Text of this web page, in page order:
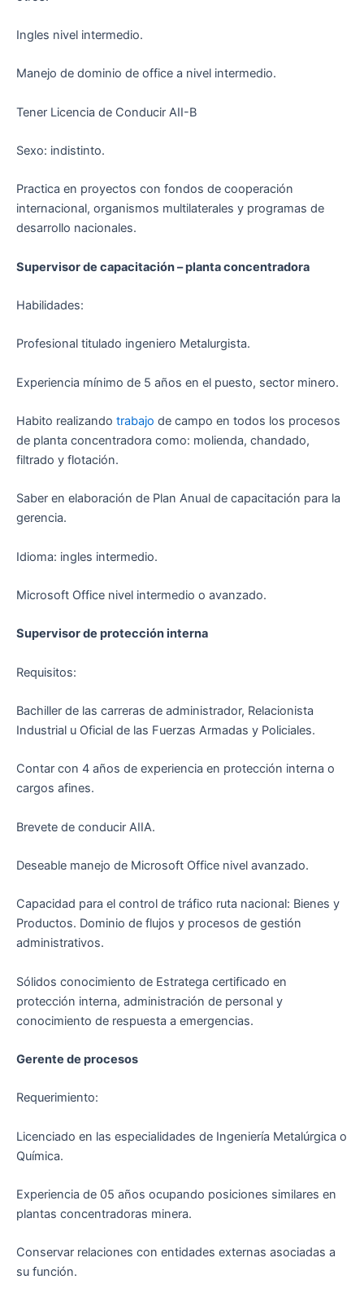
Ingles nivel intermedio.
Manejo de dominio de office a nivel intermedio.
Tener Licencia de Conducir AII-B
Sexo: indistinto.
Practica en proyectos con fondos de cooperación
internacional, organismos multilaterales y programas de
desarrollo nacionales.
Supervisor de capacitación – planta concentradora
Habilidades:
Profesional titulado ingeniero Metalurgista.
Experiencia mínimo de 5 años en el puesto, sector minero.
Habito realizando trabajo de campo en todos los procesos
de planta concentradora como: molienda, chandado,
filtrado y flotación.
Saber en elaboración de Plan Anual de capacitación para la
gerencia.
Idioma: ingles intermedio.
Microsoft Office nivel intermedio o avanzado.
Supervisor de protección interna
Requisitos:
Bachiller de las carreras de administrador, Relacionista
Industrial u Oficial de las Fuerzas Armadas y Policiales.
Contar con 4 años de experiencia en protección interna o
cargos afines.
Brevete de conducir AIIA.
Deseable manejo de Microsoft Office nivel avanzado.
Capacidad para el control de tráfico ruta nacional: Bienes y
Productos. Dominio de flujos y procesos de gestión
administrativos.
Sólidos conocimiento de Estratega certificado en
protección interna, administración de personal y
conocimiento de respuesta a emergencias.
Gerente de procesos
Requerimiento:
Licenciado en las especialidades de Ingeniería Metalúrgica o
Química.
Experiencia de 05 años ocupando posiciones similares en
plantas concentradoras minera.
Conservar relaciones con entidades externas asociadas a
su función.